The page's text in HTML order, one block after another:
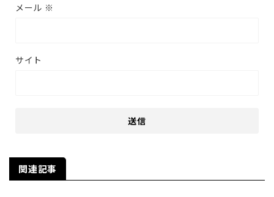
メール ※
サイト
関連記事